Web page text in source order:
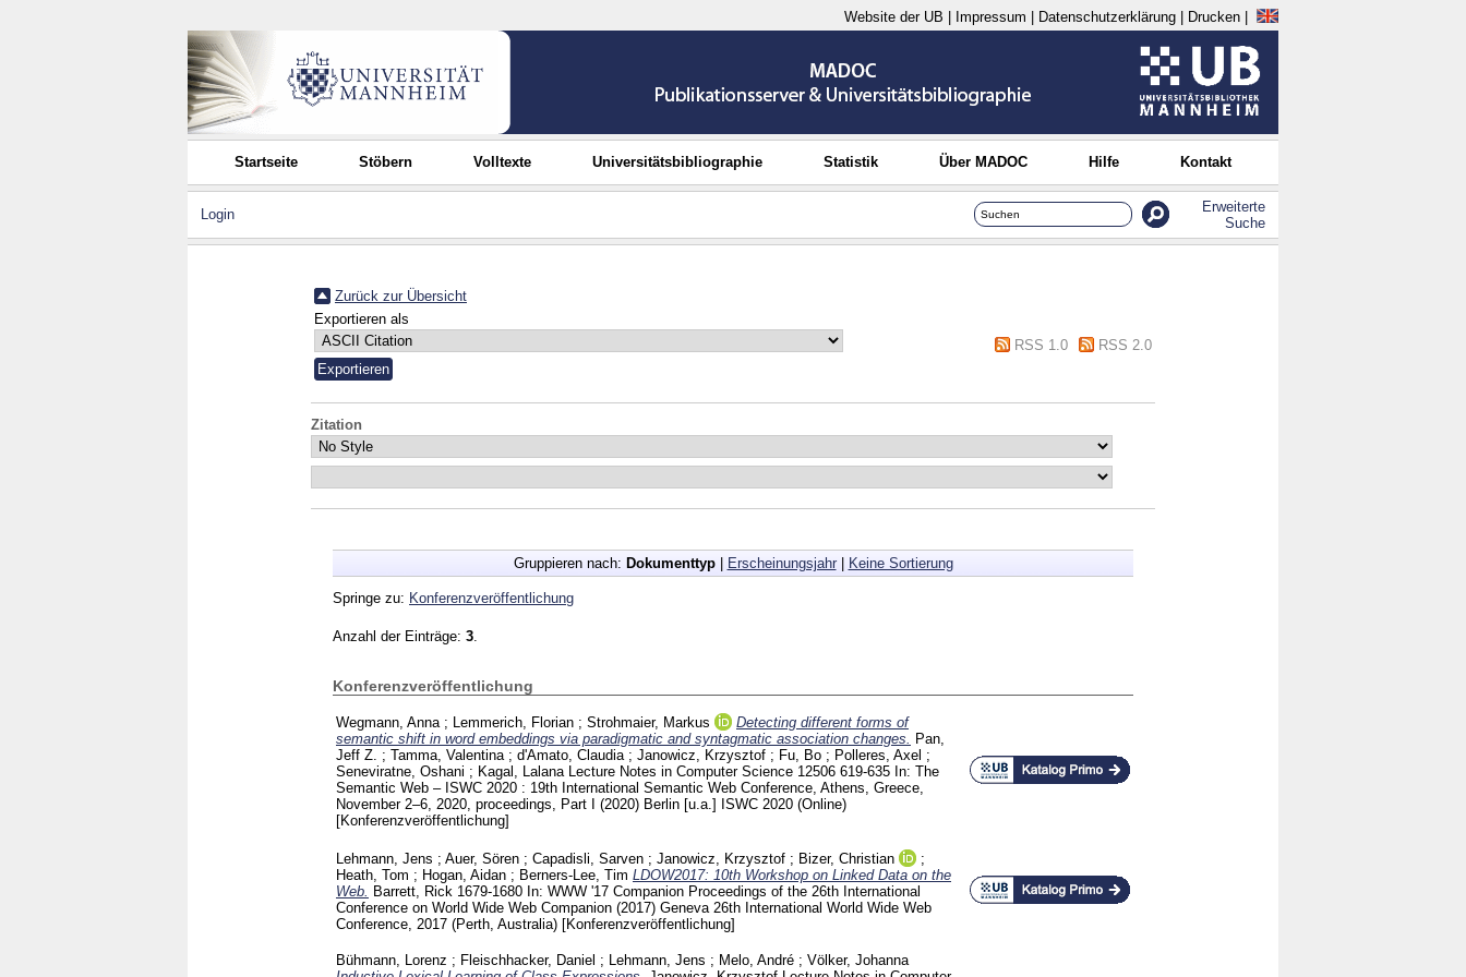
Website der UB Impressum Datenschutzerklärung Drucken
Startseite Stöbern Volltexte Universitätsbibliographie Statistik Über MADOC Hilfe Kontakt
Login
Erweiterte
Suche
Zurück zur Übersicht
Exportieren als
RSS 1.0
RSS 2.0
Zitation
Gruppieren nach: Dokumenttyp| Erscheinungsjahr| Keine Sortierung
Springe zu: Konferenzveröffentlichung
Anzahl der Einträge: 3
Konferenzveröffentlichung
Wegmann, Anna ; Lemmerich, Florian ; Strohmaier, Markus
Detecting different forms of
semantic shift in word embeddings via paradigmatic and syntagmatic association changes.
Pan,
Jeff Z. ; Tamma, Valentina ; d'Amato, Claudia ; Janowicz, Krzysztof ; Fu, Bo ; Polleres, Axel ;
Seneviratne, Oshani ; Kagal, Lalana Lecture Notes in Computer Science 12506 619-635 In: The
Semantic Web – ISWC 2020 : 19th International Semantic Web Conference, Athens, Greece,
November 2–6, 2020, proceedings, Part I (2020) Berlin [u.a.]
ISWC 2020 (Online)
[Konferenzveröffentlichung]
Lehmann, Jens ; Auer, Sören ; Capadisli, Sarven ; Janowicz, Krzysztof ; Bizer, Christian
;
Heath, Tom ; Hogan, Aidan ; Berners-Lee, Tim LDOW2017: 10th Workshop on Linked Data on the
Web. Barrett, Rick 1679-1680 In: WWW '17 Companion Proceedings of the 26th International
Conference on World Wide Web Companion (2017) Geneva 26th International World Wide Web
Conference, 2017 (Perth, Australia) [Konferenzveröffentlichung]
Bühmann, Lorenz ; Fleischhacker, Daniel ; Lehmann, Jens ; Melo, André ; Völker, Johanna